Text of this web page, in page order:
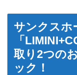
サンクスホ
「
取り2つの
ック！